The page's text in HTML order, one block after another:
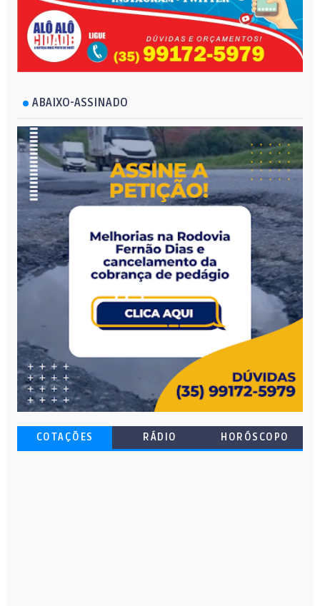
ABAIXO-ASSINADO
COTAÇÕES RÁDIO HORÓSCOPO